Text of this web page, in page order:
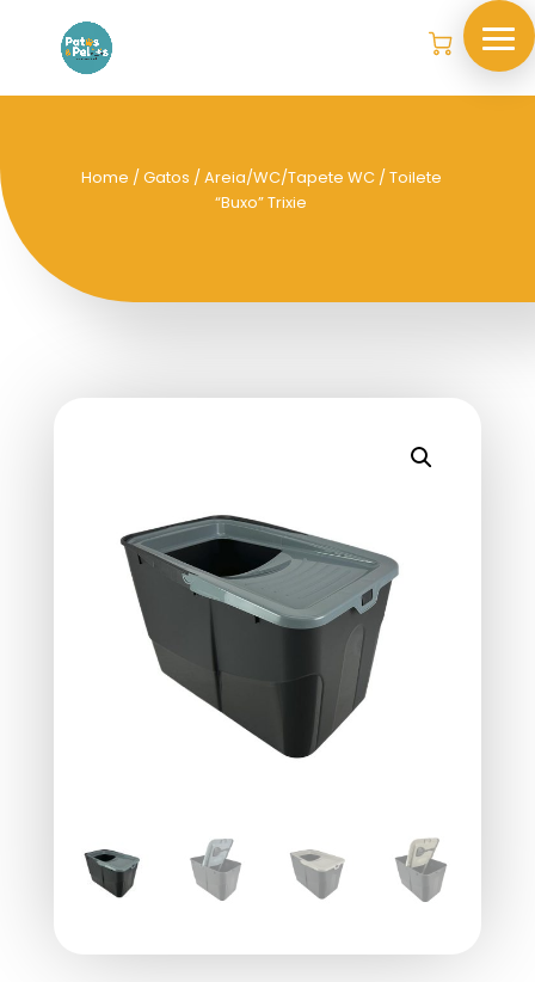
Home /Gatos /Areia/WC/Tapete WC/ Toilete
“Buxo” Trixie